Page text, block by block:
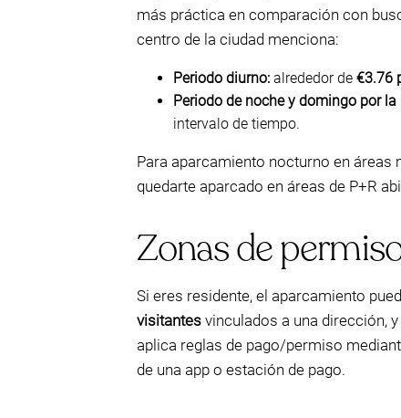
más práctica en comparación con
centro de la ciudad menciona:
Periodo diurno: alrededor de €3.76
Periodo de noche y domingo por la
intervalo de tiempo.
Para aparcamiento nocturno en
quedarte aparcado en áreas de P+R
Zonas de
Si eres residente, el aparcamiento
visitantes vinculados a una dirección,
aplica reglas de pago/permiso
de una app o estación de pago.